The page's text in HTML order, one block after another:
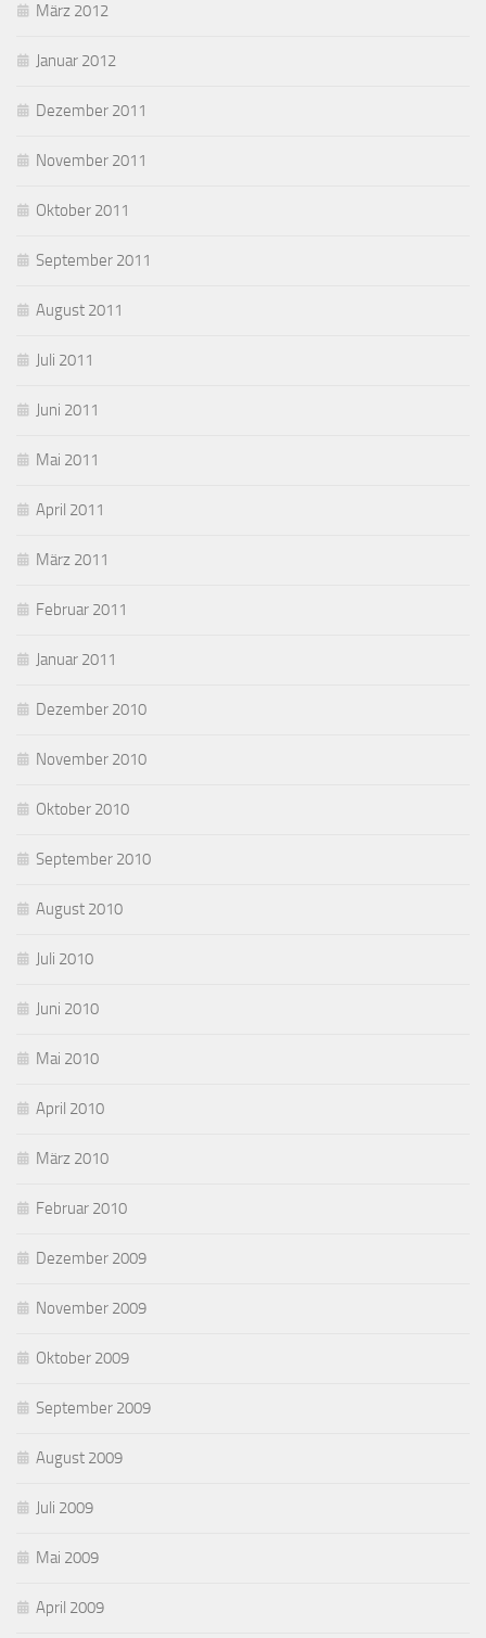
März 2012
Januar 2012
Dezember 2011
November 2011
Oktober 2011
September 2011
August 2011
Juli 2011
Juni 2011
Mai 2011
April 2011
März 2011
Februar 2011
Januar 2011
Dezember 2010
November 2010
Oktober 2010
September 2010
August 2010
Juli 2010
Juni 2010
Mai 2010
April 2010
März 2010
Februar 2010
Dezember 2009
November 2009
Oktober 2009
September 2009
August 2009
Juli 2009
Mai 2009
April 2009